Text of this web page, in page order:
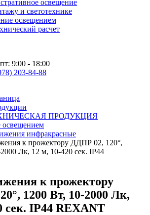
освещение
и светотехнике
освещением
расчет
9:00 - 18:00
203-84-88
ПРОДУКЦИЯ
освещением
инфракрасные
к прожектору ДДПР 02, 120°,
Лк, 12 м, 10-420 сек. IP44
к прожектору
1200 Вт, 10-2000 Лк,
сек. IP44 REXANT